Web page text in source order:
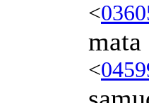
<
<